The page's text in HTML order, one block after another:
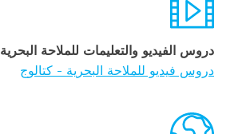
دروس الفيديو والتعليمات للملاحة البحرية
دروس فيديو للملاحة البحرية - كتالوج